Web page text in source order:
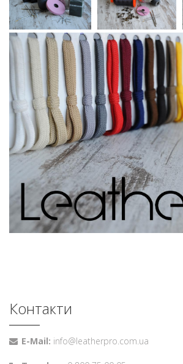
Контакти
E-Mail: info@leatherpro.com.ua